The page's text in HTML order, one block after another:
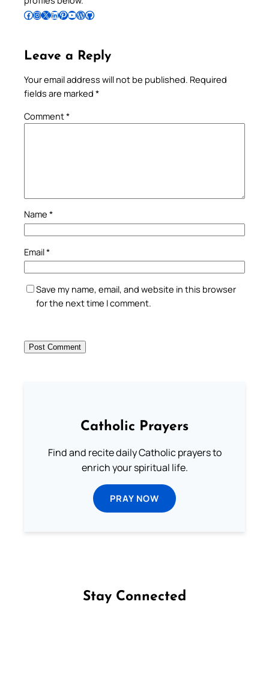
Follow Pradeep on Facebook Follow Pradeep on InstagramFollow Pradeep on X Follow Pradeep on LinkedIn Follow Pradeep on Pinterest Subscribe to Pradeep’s Youtube Channel Follow Pradeep on WordPress Follow Pradeep on GitHub
Leave a Reply
Your email address will not be published. Required
fields are marked *
Comment*
Name *
Email*
Save my name, email, and website in this browser
for the next time I comment.
Catholic Prayers
Find and recite daily Catholic prayers to
enrich your spiritual life.
PRAY NOW
Stay Connected